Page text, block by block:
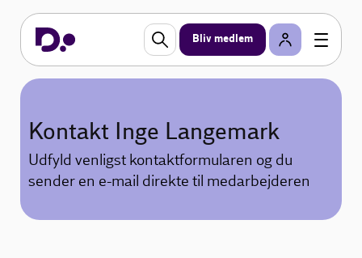
Bliv medlem
Kontakt Inge Langemark
Udfyld venligst kontaktformularen og du
sender en e-mail direkte til medarbejderen